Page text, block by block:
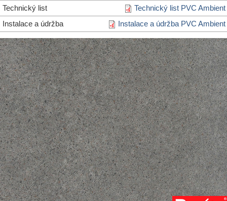
Technický list
Technický list PVC Ambient
Instalace a údržba
Instalace a údržba PVC Ambient